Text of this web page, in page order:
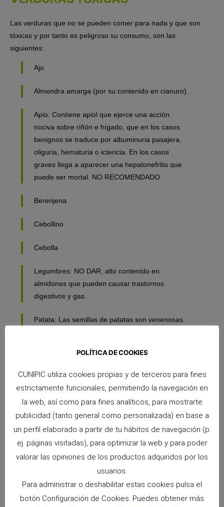
Las verduras que no se pueden comer para nada y que son
tóxicas y por tanto es peligroso su consumo, son las
siguientes:
Ajo
Almendra amarga (por su contenido en cianuro).
Apio: Contiene apiol que ejerce una acción
nociva sobre riñón e hígado, que en los casos
benignos se traduce por albuminuria pasajera,
oliguria, hematuria o ictericia. En los casos
graves llega a aparecer una hepatonefritis que
puede ser mortal. NO RECOMENDADO
Berenjena
Cebollino
Cebolla
Legumbres: NO DAR, alto contenido en
almidones que pueden causar trastornos
digestivos y gas.
Patata: Las semillas de patatas son venenosas.
nociva sobre riñón e hígado.
Puerro
El boniato
El aguacate: Contiene un compuesto tóxico
llamado persin que es realmente perjudicial para
muchas otras mascotas. Es una fruta muy
dañina que no debe ofrecerse jamás. También
lleva mucha grasa.
POLÍTICA DE COOKIES
CUNIPIC utiliza cookies propias y de terceros para fines
estrictamente funcionales, permitiendo la navegación en
la web, así como para fines analíticos, para mostrarte
publicidad (tanto general como personalizada) en base a
un perfil elaborado a partir de tu hábitos de navegación (p.
ej. páginas visitadas), para optimizar la web y para poder
valorar las opiniones de los productos adquiridos por los
usuarios.
Para administrar o deshabilitar estas cookies pulsa el
botón Configuración de Cookies. Puedes obtener más